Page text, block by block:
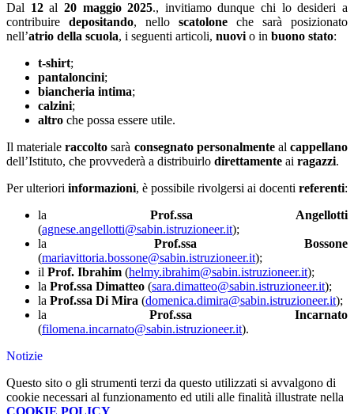
Dal 12al 20 maggio 2025., invitiamo dunque chi lo desideri a
contribuire depositando, nello scatolone che sarà posizionato
nell’atrio della scuola, i seguenti articoli, nuovi o in buono stato:
t-shirt;
pantaloncini;
biancheria intima;
calzini;
altro che possa essere utile.
Il materialeraccolto sarà consegnato personalmentealcappellano
dell’Istituto, che provvederà a distribuirlo direttamente ai ragazzi.
Per ulteriori informazioni, è possibile rivolgersi ai docenti referenti:
la Prof.ssa Angellotti
(agnese.angellotti@sabin.istruzioneer.it);
la Prof.ssa Bossone
(mariavittoria.bossone@sabin.istruzioneer.it);
il Prof. Ibrahim (helmy.ibrahim@sabin.istruzioneer.it);
la Prof.ssa Dimatteo (sara.dimatteo@sabin.istruzioneer.it);
la Prof.ssa Di Mira (domenica.dimira@sabin.istruzioneer.it);
la Prof.ssa Incarnato
(filomena.incarnato@sabin.istruzioneer.it).
Notizie
Questo sito o gli strumenti terzi da questo utilizzati si avvalgono di
cookie necessari al funzionamento ed utili alle finalità illustrate nella